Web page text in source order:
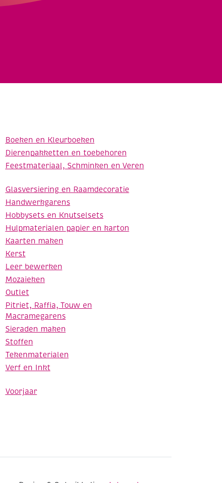
Boeken en Kleurboeken
Dierenpakketten en toebehoren
Feestmateriaal, Schminken en Veren
Glasversiering en Raamdecoratie
Handwerkgarens
Hobbysets en Knutselsets
Hulpmaterialen papier en karton
Kaarten maken
Kerst
Leer bewerken
Mozaieken
Outlet
Pitriet, Raffia, Touw en
Macramegarens
Sieraden maken
Stoffen
Tekenmaterialen
Verf en Inkt
Voorjaar